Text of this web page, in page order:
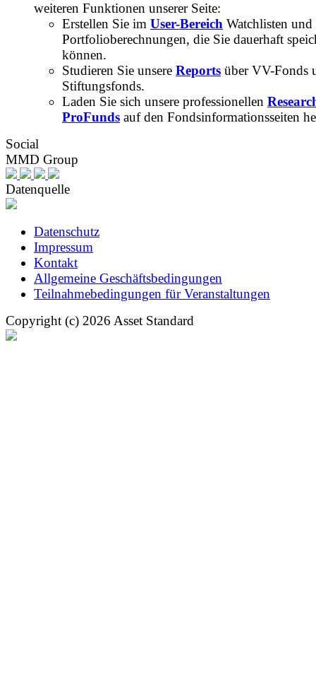
weiteren Funktionen unserer Seite:
Erstellen Sie im User-Bereich Watchlisten und
Portfolioberechnungen, die Sie dauerhaft
können.
Studieren Sie unsere Reports über VV-Fonds
Stiftungsfonds.
Laden Sie sich unsere professionellen
ProFunds auf den Fondsinformationsseiten
Social
MMD Group
Datenquelle
Datenschutz
Impressum
Kontakt
Allgemeine Geschäftsbedingungen
Teilnahmebedingungen für Veranstaltungen
Copyright (c) 2026 Asset Standard